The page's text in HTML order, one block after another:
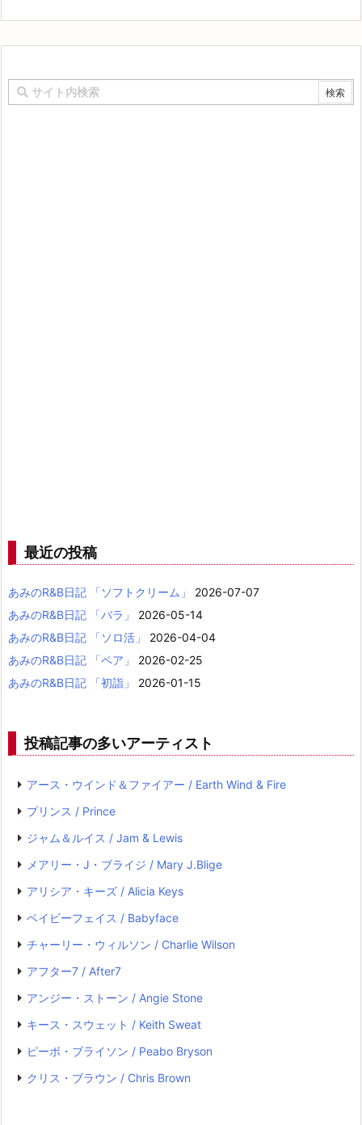
最近の投稿
あみのR&B日記 「ソフトクリーム」
2026-07-07
あみのR&B日記 「バラ」
2026-05-14
あみのR&B日記 「ソロ活」
2026-04-04
あみのR&B日記 「ペア」
2026-02-25
あみのR&B日記 「初詣」
2026-01-15
投稿記事の多いアーティスト
アース・ウインド＆ファイアー / Earth Wind & Fire
プリンス / Prince
ジャム＆ルイス / Jam & Lewis
メアリー・J・ブライジ / Mary J.Blige
アリシア・キーズ / Alicia Keys
ベイビーフェイス / Babyface
チャーリー・ウィルソン / Charlie Wilson
アフター7 / After7
アンジー・ストーン / Angie Stone
キース・スウェット / Keith Sweat
ピーボ・ブライソン / Peabo Bryson
クリス・ブラウン / Chris Brown